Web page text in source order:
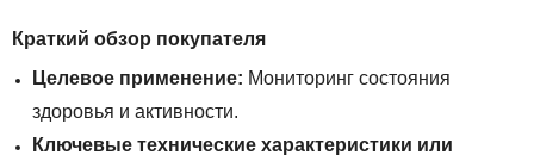
Краткий обзор покупателя
Целевое применение: Мониторинг состояния
здоровья и активности.
Ключевые технические характеристики или